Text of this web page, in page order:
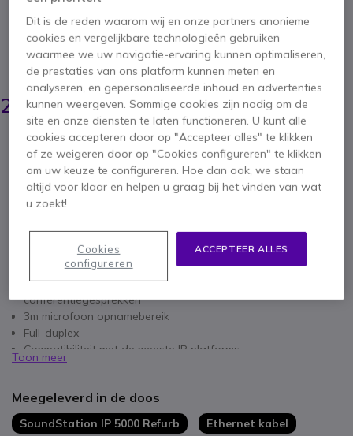
Polycom HD geluidstechnologie voor perfect
helder geluid in kleine ruimtes
5 van 1 Reviews
BESPAAR 229,00 € GEREVISEERD
498,95 €
269,95 € ex. BTW- 326,64 € incl. BTW
1 jaarFabrieksgarantie
Belangrijkste kenmerken
HD geluidstechnologie levert kraakheldere
conferentiegesprekken
3m microfoon opnamebereik
Full-duplex
Compatibiliteit met de meeste IP platforms
LED-scherm met achtergrondverlichting
Toon meer
Meegeleverd in de doos
SoundStation IP 5000 Refurb
Ethernet kabel
Dit is de reden waarom wij en onze partners anonieme
cookies en vergelijkbare technologieën gebruiken
waarmee we uw navigatie-ervaring kunnen optimaliseren,
de prestaties van ons platform kunnen meten en
analyseren, en gepersonaliseerde inhoud en advertenties
kunnen weergeven. Sommige cookies zijn nodig om de
site en onze diensten te laten functioneren. U kunt alle
cookies accepteren door op "Accepteer alles" te klikken
of ze weigeren door op "Cookies configureren" te klikken
om uw keuze te configureren. Hoe dan ook, we staan
altijd voor klaar en helpen u graag bij het vinden van wat
u zoekt!
ACCEPTEER ALLES
Cookies
configureren